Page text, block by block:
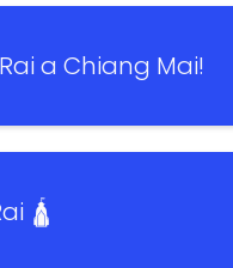
a Chiang Mai!
🛕